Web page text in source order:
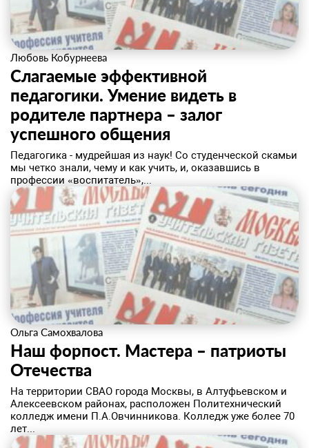
Любовь Кобурнеева
Слагаемые эффективной
педагогики. Умение видеть в
родителе партнера – залог
успешного общения
​Педагогика - мудрейшая из наук! Со студенческой скамьи
мы четко знали, чему и как учить, и, оказавшись в
профессии «воспитатель»,...
Ольга Самохвалова
Наш форпост. Мастера – патриоты
Отечества
​На территории СВАО города Москвы, в Алтуфьевском и
Алексеевском районах, расположен Политехнический
колледж имени П.А.Овчинникова. Колледж уже более 70
лет...